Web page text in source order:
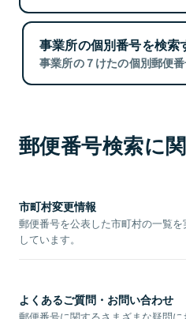
事業所の個別番号を検索
事業所の７けたの個別郵便番
郵便番号検索に
市町村変更情報
郵便番号を公表した市町村の一覧
しています。
よくあるご質問・お問い合わせ